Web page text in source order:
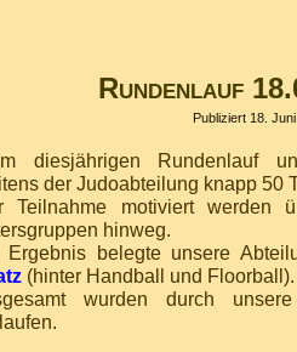
Rundenlauf
Publiziert 18.
diesjährigen Rundenlauf
der Judoabteilung knapp 50
Teilnahme motiviert werden
hinweg.
Ergebnis belegte unsere
(hinter Handball und Floorball).
wurden durch